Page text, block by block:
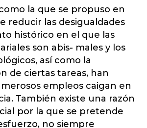
la que se propuso en
reducir las desigualdades
histórico en el que las
son abis- males y los
así como la
de ciertas tareas, han
empleos caigan en
También existe una razón
por la que se pretende
no siempre